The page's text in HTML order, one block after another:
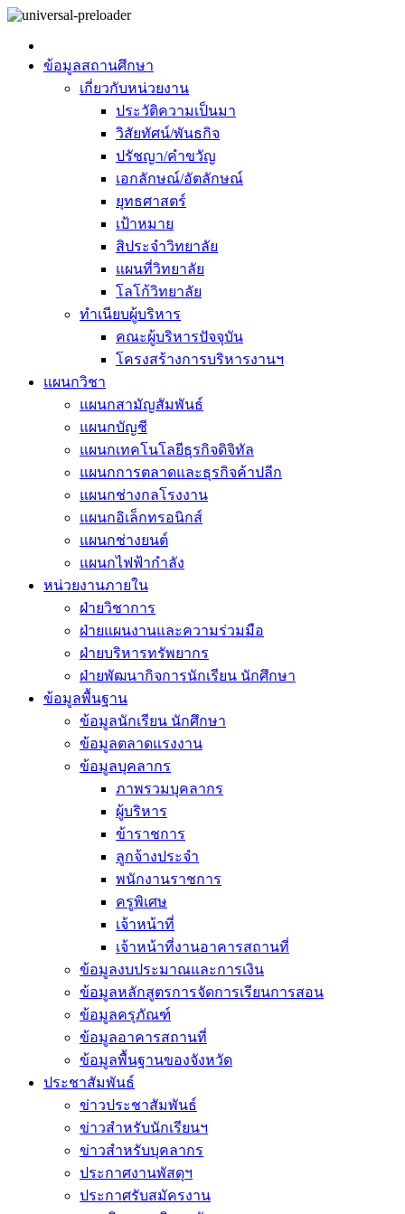
ข้อมูลสถานศึกษา
เกี่ยวกับหน่วยงาน
ประวัติความเป็นมา
วิสัยทัศน์/พันธกิจ
ปรัชญา/คำขวัญ
เอกลักษณ์/อัตลักษณ์
ยุทธศาสตร์
เป้าหมาย
สิประจำวิทยาลัย
แผนที่วิทยาลัย
โลโก้วิทยาลัย
ทำเนียบผู้บริหาร
คณะผู้บริหารปัจจุบัน
โครงสร้างการบริหารงานฯ
แผนกวิชา
แผนกสามัญสัมพันธ์
แผนกบัญชี
แผนกเทคโนโลยีธุรกิจดิจิทัล
แผนกการตลาดและธุรกิจค้าปลีก
แผนกช่างกลโรงงาน
แผนกอิเล็กทรอนิกส์
แผนกช่างยนต์
แผนกไฟฟ้ากำลัง
หน่วยงานภายใน
ฝ่ายวิชาการ
ฝ่ายแผนงานและความร่วมมือ
ฝ่ายบริหารทรัพยากร
ฝ่ายพัฒนากิจการนักเรียน นักศึกษา
ข้อมูลพื้นฐาน
ข้อมูลนักเรียน นักศึกษา
ข้อมูลตลาดแรงงาน
ข้อมูลบุคลากร
ภาพรวมบุคลากร
ผู้บริหาร
ข้าราชการ
ลูกจ้างประจำ
พนักงานราชการ
ครูพิเศษ
เจ้าหน้าที่
เจ้าหน้าที่งานอาคารสถานที่
ข้อมูลงบประมาณและการเงิน
ข้อมูลหลักสูตรการจัดการเรียนการสอน
ข้อมูลครุภัณฑ์
ข้อมูลอาคารสถานที่
ข้อมูลพื้นฐานของจังหวัด
ประชาสัมพันธ์
ข่าวประชาสัมพันธ์
ข่าวสำหรับนักเรียนฯ
ข่าวสำหรับบุคลากร
ประกาศงานพัสดุฯ
ประกาศรับสมัครงาน